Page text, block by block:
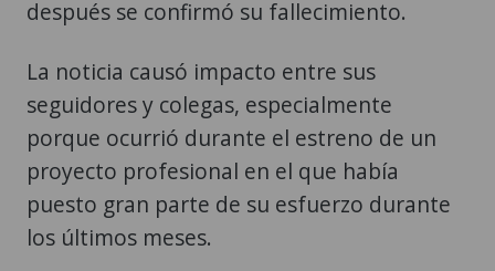
después se confirmó su fallecimiento.
La noticia causó impacto entre sus
seguidores y colegas, especialmente
porque ocurrió durante el estreno de un
proyecto profesional en el que había
puesto gran parte de su esfuerzo durante
los últimos meses.